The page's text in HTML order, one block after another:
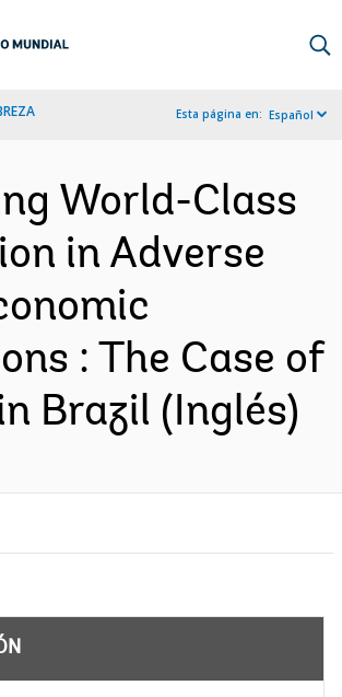
Esta página en: Español
World-Class
in Adverse
: The Case of
Brazil (Inglés)